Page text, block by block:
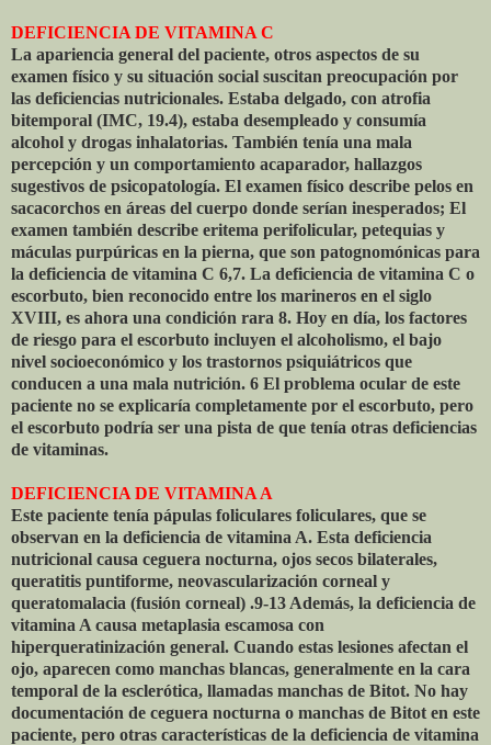
DEFICIENCIA DE VITAMINA C
La apariencia general del paciente, otros aspectos de su
examen físico y su situación social suscitan preocupación por
las deficiencias nutricionales. Estaba delgado, con atrofia
bitemporal (IMC, 19.4), estaba desempleado y consumía
alcohol y drogas inhalatorias. También tenía una mala
percepción y un comportamiento acaparador, hallazgos
sugestivos de psicopatología. El examen físico describe pelos en
sacacorchos en áreas del cuerpo donde serían inesperados; El
examen también describe eritema perifolicular, petequias y
máculas purpúricas en la pierna, que son patognomónicas para
la deficiencia de vitamina C 6,7. La deficiencia de vitamina C o
escorbuto, bien reconocido entre los marineros en el siglo
XVIII, es ahora una condición rara 8. Hoy en día, los factores
de riesgo para el escorbuto incluyen el alcoholismo, el bajo
nivel socioeconómico y los trastornos psiquiátricos que
conducen a una mala nutrición. 6 El problema ocular de este
paciente no se explicaría completamente por el escorbuto, pero
el escorbuto podría ser una pista de que tenía otras deficiencias
de vitaminas.
DEFICIENCIA DE VITAMINA A
Este paciente tenía pápulas foliculares foliculares, que se
observan en la deficiencia de vitamina A. Esta deficiencia
nutricional causa ceguera nocturna, ojos secos bilaterales,
queratitis puntiforme, neovascularización corneal y
queratomalacia (fusión corneal) .9-13 Además, la deficiencia de
vitamina A causa metaplasia escamosa con
hiperqueratinización general. Cuando estas lesiones afectan el
ojo, aparecen como manchas blancas, generalmente en la cara
temporal de la esclerótica, llamadas manchas de Bitot. No hay
documentación de ceguera nocturna o manchas de Bitot en este
paciente, pero otras características de la deficiencia de vitamina